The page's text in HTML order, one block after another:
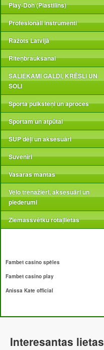
Play-Doh (Plastilīns)
Profesionāli instrumenti
Ražots Latvijā
Riteņbraukšanai
SALIEKAMI GALDI, KRĒSLI UN
SOLI
Sporta pulksteņi un aproces
Sportam un atpūtai
SUP dēļi un aksesuāri
Suvenīri
Vasaras mantas
Velo trenažieri, aksesuāri un
piederumi
Ziemassvētku rotaļlietas
Fambet casino spēles
Fambet casino play
Anissa Kate official
Interesantas lietas